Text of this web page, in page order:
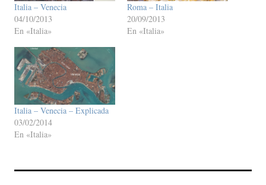
Italia – Venecia
04/10/2013
En «Italia»
Roma – Italia
20/09/2013
En «Italia»
Italia – Venecia – Explicada
03/02/2014
En «Italia»